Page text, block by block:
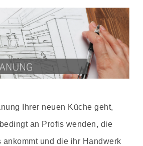
Ihrer neuen Küche geht,
an Profis wenden, die
ankommt und die ihr Handwerk